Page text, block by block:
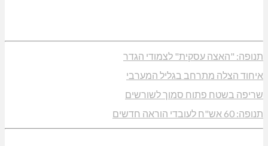
תנופה: "האצה עסקית" לצמודי הגדר
איחוד הצלה מתרחב בגליל המערבי
שריפה בשטח פתוח סמוך לשורשים
תנופה: 60 אש"ח לעובדי הוראה חדשים